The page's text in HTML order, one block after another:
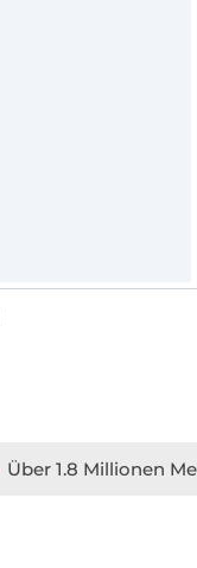
Über 1.8 Millionen